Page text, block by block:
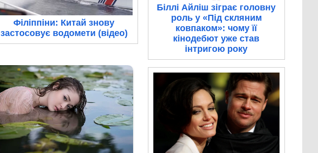
Філіппіни: Китай знову
застосовує водомети (відео)
Біллі Айліш зіграє головну
роль у «Під скляним
ковпаком»: чому її
кінодебют уже став
інтригою року